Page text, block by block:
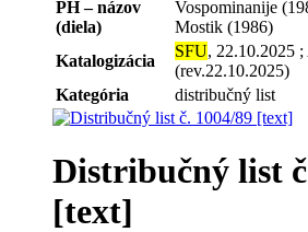
PH – názov
(diela)
Vospominanije
Mostik (1986)
Katalogizácia
SFU, 22.10.2025
(rev.22.10.2025)
Kategória
distribučný list
Distribučný list
[text]